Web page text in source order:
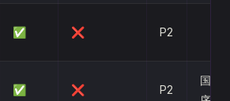
✅ ❌ P2
✅ ❌ P2
国产